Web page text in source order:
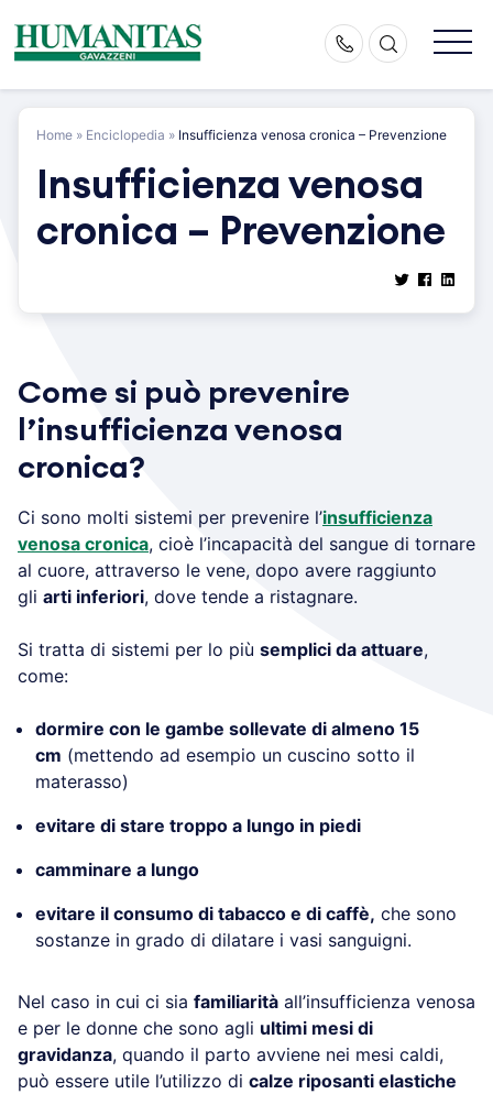
content
Home » Enciclopedia » Insufficienza venosa cronica – Prevenzione
Insufficienza venosa
cronica – Prevenzione
Come si può prevenire
l’insufficienza venosa
cronica?
Ci sono molti sistemi per prevenire l’insufficienza
venosa cronica, cioè l’incapacità del sangue di tornare
al cuore, attraverso le vene, dopo avere raggiunto
gli arti inferiori, dove tende a ristagnare.
Si tratta di sistemi per lo più semplici da attuare,
come:
dormire con le gambe sollevate di almeno 15
cm (mettendo ad esempio un cuscino sotto il
materasso)
evitare di stare troppo a lungo in piedi
camminare a lungo
evitare il consumo di tabacco e di caffè, che sono
sostanze in grado di dilatare i vasi sanguigni.
Nel caso in cui ci sia familiarità all’insufficienza venosa
e per le donne che sono agli ultimi mesi di
gravidanza, quando il parto avviene nei mesi caldi,
può essere utile l’utilizzo di calze riposanti elastiche